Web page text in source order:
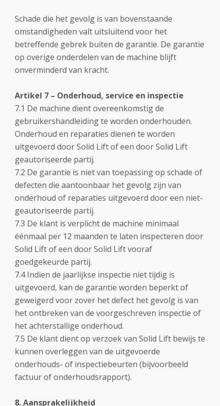
Schade die het gevolg is van bovenstaande
omstandigheden valt uitsluitend voor het
betreffende gebrek buiten de garantie. De garantie
op overige onderdelen van de machine blijft
onverminderd van kracht.
Artikel 7 – Onderhoud, service en inspectie
7.1 De machine dient overeenkomstig de
gebruikershandleiding te worden onderhouden.
Onderhoud en reparaties dienen te worden
uitgevoerd door Solid Lift of een door Solid Lift
geautoriseerde partij.
7.2 De garantie is niet van toepassing op schade of
defecten die aantoonbaar het gevolg zijn van
onderhoud of reparaties uitgevoerd door een niet-
geautoriseerde partij.
7.3 De klant is verplicht de machine minimaal
éénmaal per 12 maanden te laten inspecteren door
Solid Lift of een door Solid Lift vooraf
goedgekeurde partij.
7.4 Indien de jaarlijkse inspectie niet tijdig is
uitgevoerd, kan de garantie worden beperkt of
geweigerd voor zover het defect het gevolg is van
het ontbreken van de voorgeschreven inspectie of
het achterstallige onderhoud.
7.5 De klant dient op verzoek van Solid Lift bewijs te
kunnen overleggen van de uitgevoerde
onderhouds- of inspectiebeurten (bijvoorbeeld
factuur of onderhoudsrapport).
8. Aansprakelijkheid